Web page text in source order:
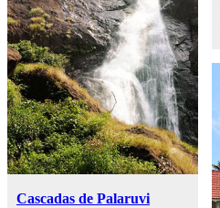
Cascadas de Palaruvi